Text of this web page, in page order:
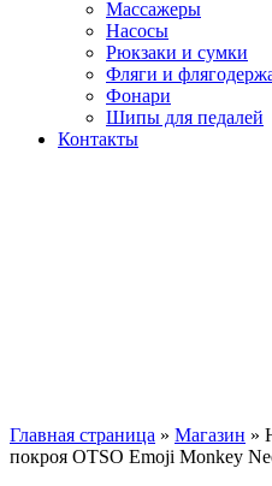
Массажеры
Насосы
Рюкзаки и сумки
Фляги и
Фонари
Шипы для педалей
Контакты
Главная страница » Магазин »
покроя OTSO Emoji Monkey